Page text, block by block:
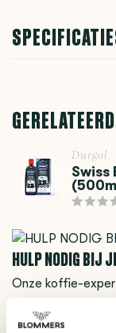
Durgol
Swiss
HULP NODIG BIJ
Onze koffie-
Stel je vraag